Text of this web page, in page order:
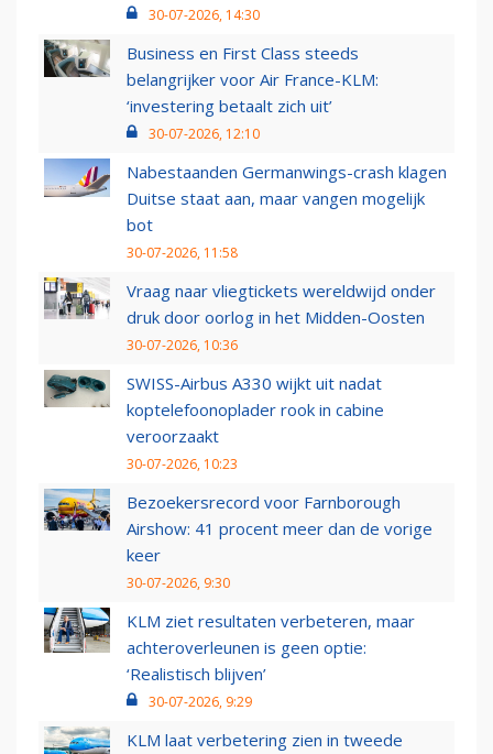
30-07-2026, 14:30
Business en First Class steeds
belangrijker voor Air France-KLM:
‘investering betaalt zich uit’
30-07-2026, 12:10
Nabestaanden Germanwings-crash klagen
Duitse staat aan, maar vangen mogelijk
bot
30-07-2026, 11:58
Vraag naar vliegtickets wereldwijd onder
druk door oorlog in het Midden-Oosten
30-07-2026, 10:36
SWISS-Airbus A330 wijkt uit nadat
koptelefoonoplader rook in cabine
veroorzaakt
30-07-2026, 10:23
Bezoekersrecord voor Farnborough
Airshow: 41 procent meer dan de vorige
keer
30-07-2026, 9:30
KLM ziet resultaten verbeteren, maar
achteroverleunen is geen optie:
‘Realistisch blijven’
30-07-2026, 9:29
KLM laat verbetering zien in tweede